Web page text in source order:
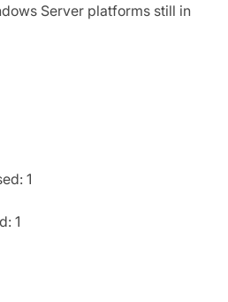
Server platforms still in
1
1